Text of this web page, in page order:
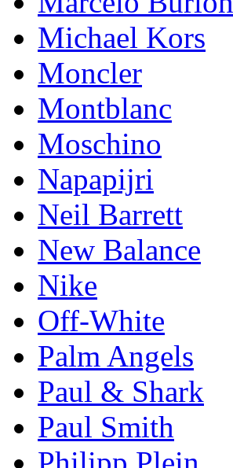
Michael Kors
Mоnсlеr
Montblanc
Moschino
Napapijri
Neil Barrett
New Balance
Nike
Off-White
Palm Angels
Paul & Shark
Paul Smith